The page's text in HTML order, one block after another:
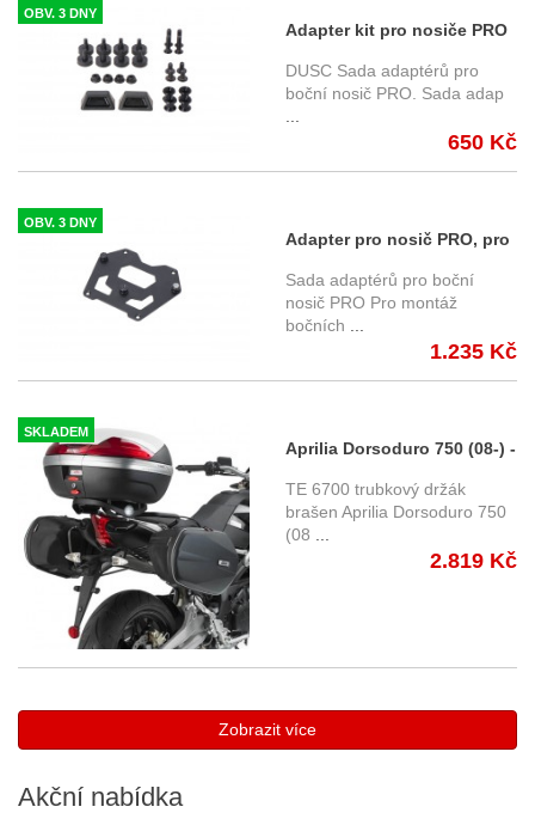
OBV. 3 DNY
Adapter kit pro nosiče PRO
na kufry DUSC
KFT.00.152.36000
DUSC Sada adaptérů pro
boční nosič PRO. Sada adap
650 Kč
OBV. 3 DNY
Adapter pro nosič PRO, pro
použítí zavazadel na
uchycení SLC
KFT.00.152.36500
Sada adaptérů pro boční
nosič PRO Pro montáž
bočních
1.235 Kč
SKLADEM
Aprilia Dorsoduro 750 (08-) -
držák bočních brašen
EASYLOCK, Givi TE6700
TE 6700 trubkový držák
brašen Aprilia Dorsoduro 750
(08
2.819 Kč
Zobrazit více
Akční nabídka